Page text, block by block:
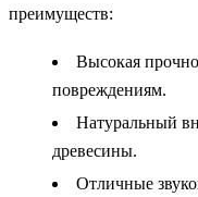
преимуществ:
Высокая
повреждениям.
Натуральный
древесины.
Отличные